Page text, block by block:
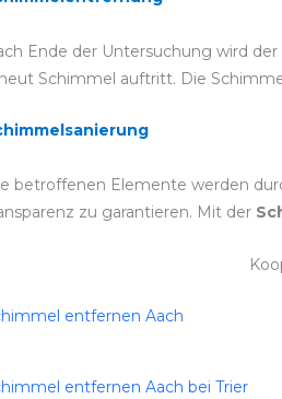
Ende der Untersuchung wird
Schimmel auftritt. Die
betroffenen Elemente werden
zu garantieren. Mit der
entfernen Aach
entfernen Aach bei Trier